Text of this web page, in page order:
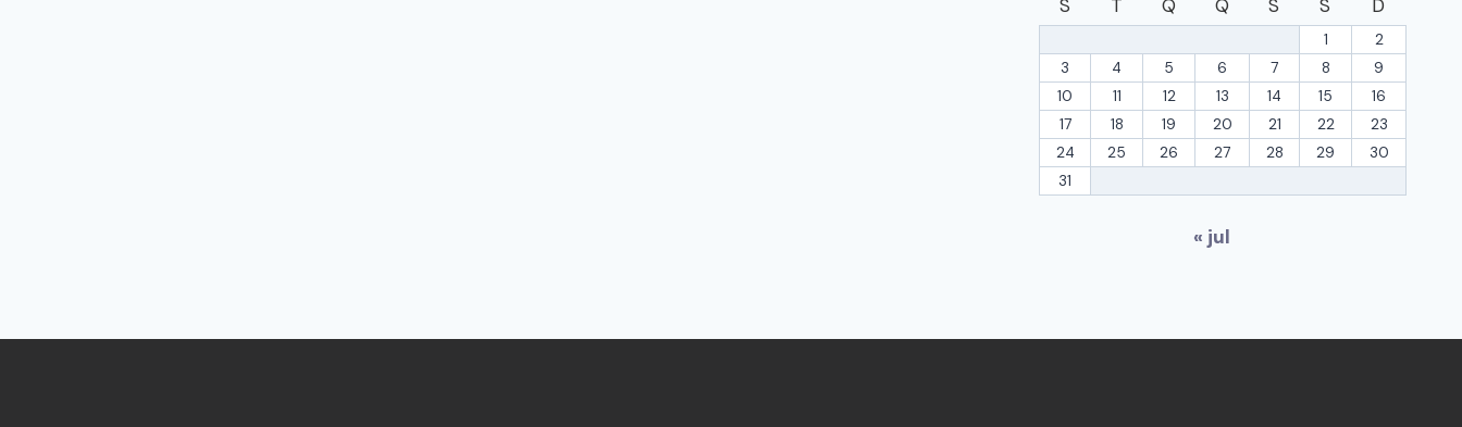
S
T Q Q S S D
1
2
3
4 5 6 7 8
9
10
11 12 13 14 15
16
17
18 19 20 21 22
23
24
25 26 27 28 29
30
31
« jul